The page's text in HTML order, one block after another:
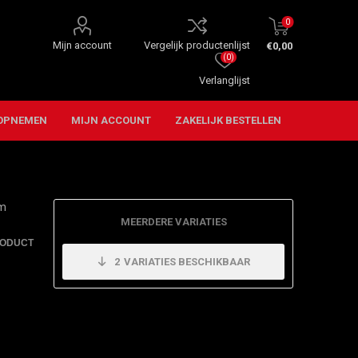
Mijn account Vergelijk productenlijst
Verlanglijst
(0)
0
€0,00
MIJN ACCOUNT ZAKELIJK BESTELLEN
MEERDERE VARIATIES
2 VARIATIES BESCHIKBAAR